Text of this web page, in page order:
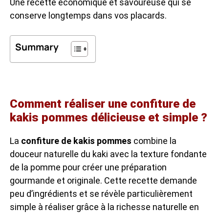
Une recette économique et savoureuse qui se
conserve longtemps dans vos placards.
Summary
Comment réaliser une confiture de
kakis pommes délicieuse et simple ?
La confiture de kakis pommes combine la
douceur naturelle du kaki avec la texture fondante
de la pomme pour créer une préparation
gourmande et originale. Cette recette demande
peu d’ingrédients et se révèle particulièrement
simple à réaliser grâce à la richesse naturelle en